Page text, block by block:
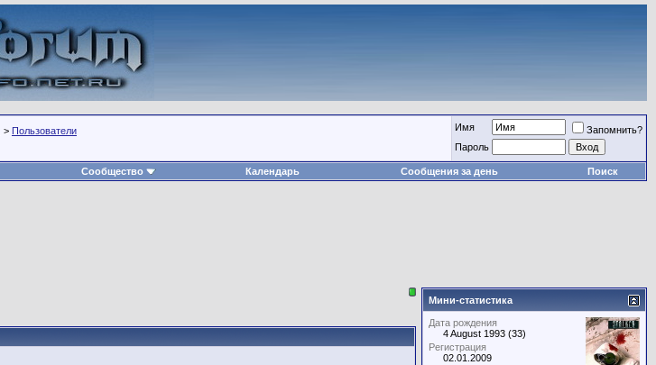
> Пользователи Имя
Запомнить?
Пароль
Сообщество Календарь Сообщения за день Поиск
Мини-статистика
Дата рождения
4 August 1993 (33)
Регистрация
02.01.2009